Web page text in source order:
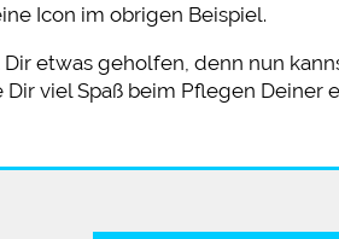
Icon im obrigen Beispiel.
etwas geholfen, denn nun
viel Spaß beim Pflegen Deiner